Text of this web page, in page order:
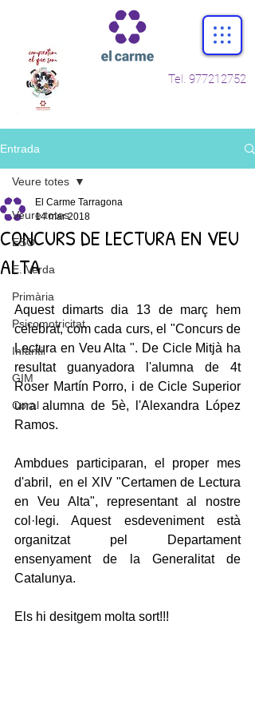
Tel. 977212752
Entrada
Veure totes
ESO
E. Verda
Primària
Psicomotricitat
Infantil
GIM
Coral
Veure totes
CONCURS DE LECTURA EN VEU
ALTA
El Carme Tarragona
14 mar 2018
Aquest dimarts dia 13 de març hem
celebrat, com cada curs, el "Concurs de
Lectura en Veu Alta ". De Cicle Mitjà ha
resultat guanyadora l'alumna de 4t
Roser Martín Porro, i de Cicle Superior
una alumna de 5è, l'Alexandra López
Ramos.
Ambdues participaran, el proper mes
d'abril,  en el XIV "Certamen de Lectura
en Veu Alta", representant al nostre
col·legi. Aquest esdeveniment està
organitzat pel Departament
ensenyament de la Generalitat de
Catalunya.
Els hi desitgem molta sort!!!